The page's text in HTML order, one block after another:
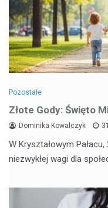
Pozostałe
Złote Gody: Święto
Dominika Kowalczyk
W Kryształowym
niezwykłej wagi dla